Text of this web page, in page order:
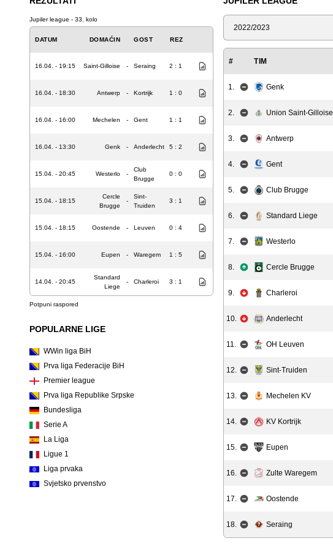
Jupiler league - 33. kolo
DATUM DOMAĆIN GOST REZ
16.04. - 19:15 Saint-Gilloise - Seraing 2 : 1
16.04. - 18:30 Antwerp - Kortrijk 1 : 0
16.04. - 16:00 Mechelen - Gent 1 : 1
16.04. - 13:30 Genk - Anderlecht 5 : 2
15.04. - 20:45 Westerlo -
Club
Brugge
0 : 0
15.04. - 18:15
Cercle
Brugge
-
Sint-
Truiden
3 : 1
15.04. - 18:15 Oostende - Leuven 0 : 4
15.04. - 16:00 Eupen - Waregem 1 : 5
14.04. - 20:45
Standard
Liege
- Charleroi 3 : 1
Potpuni raspored
POPULARNE LIGE
WWin liga BiH
Prva liga Federacije BiH
Premier league
Prva liga Republike Srpske
Bundesliga
Serie A
La Liga
Ligue 1
Liga prvaka
Svjetsko prvenstvo
Sezona
# TIM
1. Genk
2. Union Saint-Gilloise
3. Antwerp
4. Gent
5. Club Brugge
6. Standard Liege
7. Westerlo
8. Cercle Brugge
9. Charleroi
10. Anderlecht
11. OH Leuven
12. Sint-Truiden
13. Mechelen KV
14. KV Kortrijk
15. Eupen
16. Zulte Waregem
17. Oostende
18. Seraing